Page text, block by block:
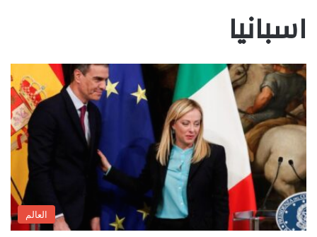
اسبانيا
العالم